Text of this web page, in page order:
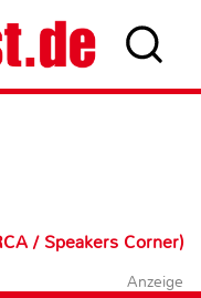
/ Speakers Corner)
Anzeige